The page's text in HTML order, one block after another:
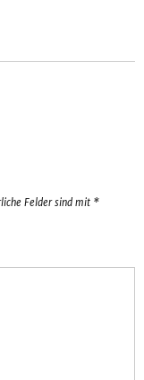
Felder sind mit *